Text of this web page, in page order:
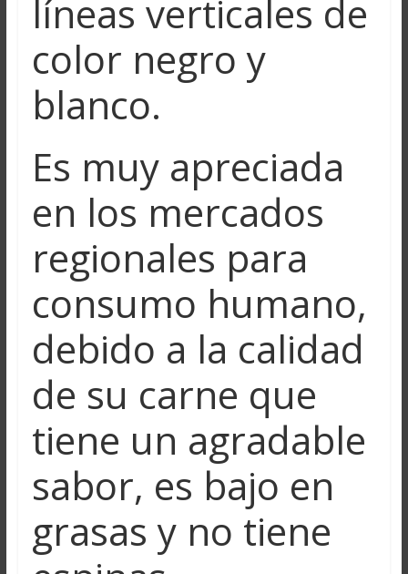
líneas verticales de
color negro y
blanco.
Es muy apreciada
en los mercados
regionales para
consumo humano,
debido a la calidad
de su carne que
tiene un agradable
sabor, es bajo en
grasas y no tiene